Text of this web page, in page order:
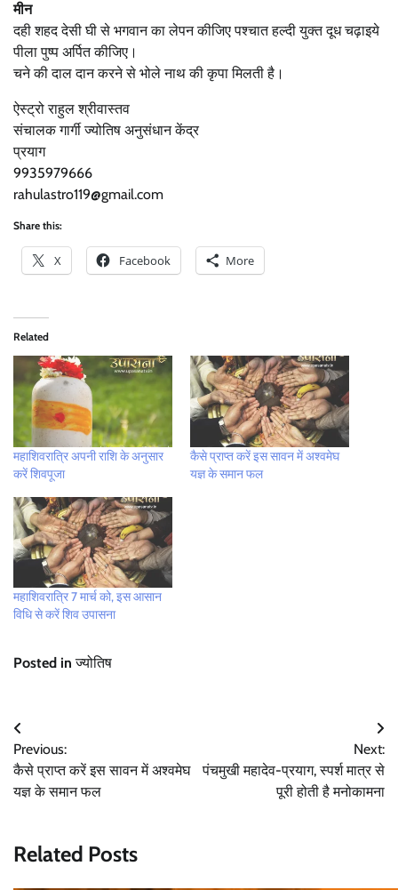
मीन
दही शहद देसी घी से भगवान का लेपन कीजिए पश्चात हल्दी युक्त दूध चढ़ाइये
पीला पुष्प अर्पित कीजिए।
चने की दाल दान करने से भोले नाथ की कृपा मिलती है।
ऐस्ट्रो राहुल श्रीवास्तव
संचालक गार्गी ज्योतिष अनुसंधान केंद्र
प्रयाग
9935979666
rahulastro119@gmail.com
Share this:
X Facebook More
Related
महाशिवरात्रि अपनी राशि के अनुसार
करें शिवपूजा
कैसे प्राप्त करें इस सावन में अश्वमेघ
यज्ञ के समान फल
महाशिवरात्रि 7 मार्च को, इस आसान
विधि से करें शिव उपासना
Posted inज्योतिष
Post
navigation
Previous:
कैसे प्राप्त करें इस सावन में अश्वमेघ
यज्ञ के समान फल
Next:
पंचमुखी महादेव-प्रयाग, स्पर्श मात्र से
पूरी होती है मनोकामना
Related Posts